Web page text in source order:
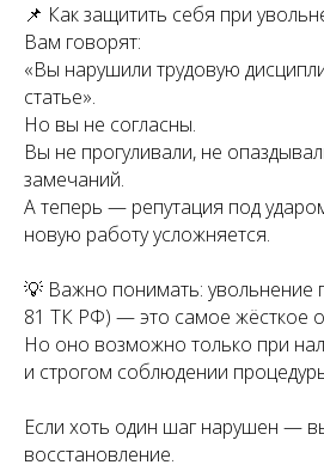
📌 Как защитить себя при
Вам говорят:
«Вы нарушили трудовую
статье».
Но вы не согласны.
Вы не прогуливали, не
замечаний.
А теперь — репутация под
новую работу усложняется.
💡 Важно понимать: увольнение
81 ТК РФ) — это самое жёсткое
Но оно возможно только при
и строгом соблюдении
Если хоть один шаг нарушен —
восстановление.